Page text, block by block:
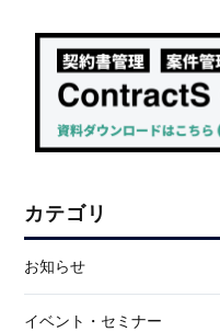
カテゴリ
お知らせ
イベント・セミナー